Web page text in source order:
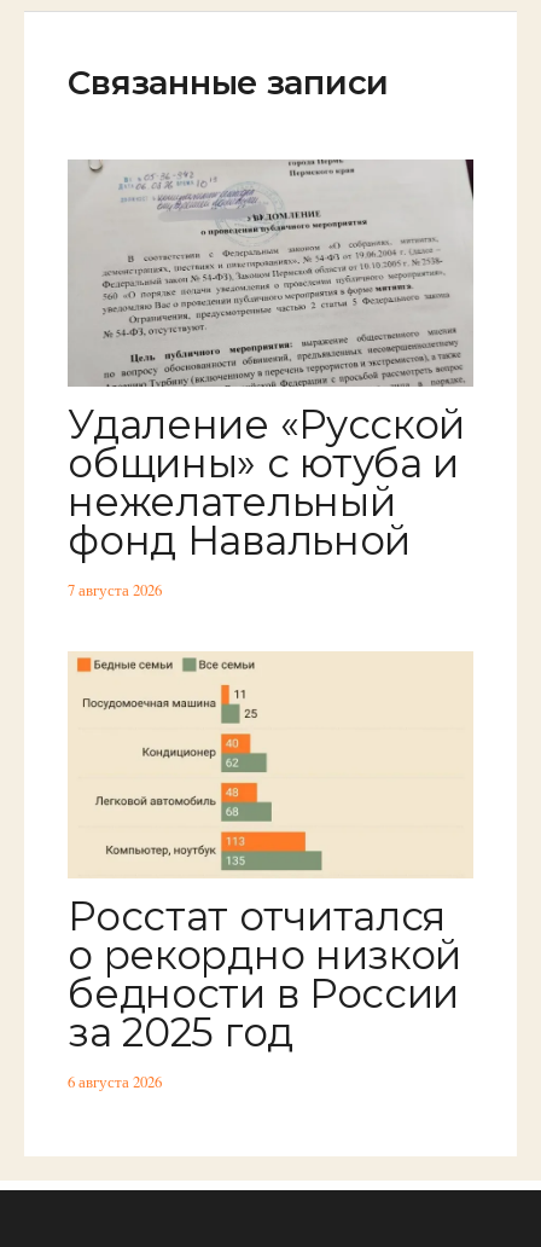
Связанные записи
Удаление «Русской
общины» с ютуба и
нежелательный
фонд Навальной
7 августа 2026
Росстат отчитался
о рекордно низкой
бедности в России
за 2025 год
6 августа 2026